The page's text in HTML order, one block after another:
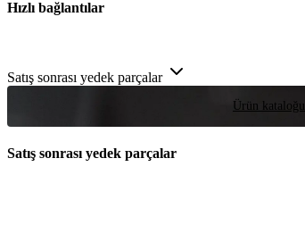
Hızlı bağlantılar
Satış sonrası yedek parçalar
Ürün kataloğu
Satış sonrası yedek parçalar